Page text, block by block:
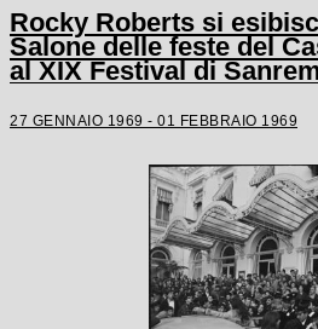
Rocky Roberts si
Salone delle feste del
al XIX Festival di
27 GENNAIO 1969 - 01 FEBBRAIO 1969